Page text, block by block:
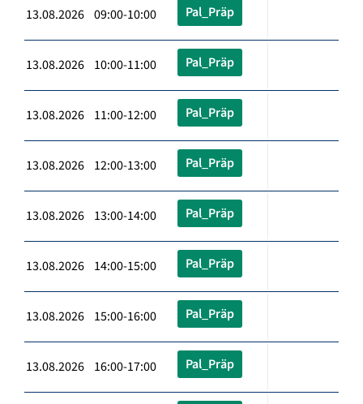
13.08.2026 09:00-10:00 Pal_Präp
13.08.2026 10:00-11:00 Pal_Präp
13.08.2026 11:00-12:00 Pal_Präp
13.08.2026 12:00-13:00 Pal_Präp
13.08.2026 13:00-14:00 Pal_Präp
13.08.2026 14:00-15:00 Pal_Präp
13.08.2026 15:00-16:00 Pal_Präp
13.08.2026 16:00-17:00 Pal_Präp